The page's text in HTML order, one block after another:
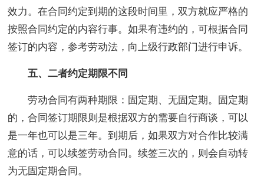
效力。在合同约定到期的这段时间里，双方就应严格的
按照合同约定的内容行事。如果有违约的，可根据合同
签订的内容，参考劳动法，向上级行政部门进行申诉。
五、二者约定期限不同
劳动合同有两种期限：固定期、无固定期。固定期
的，合同签订期限则是根据双方的需要自行商谈，可以
是一年也可以是三年。到期后，如果双方对合作比较满
意的话，可以续签劳动合同。续签三次的，则会自动转
为无固定期合同。